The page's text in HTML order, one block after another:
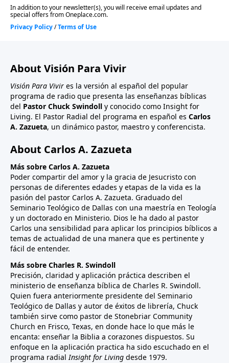
About Visión Para Vivir
Visión Para Vivir es la versión al español del popular
programa de radio que presenta las enseñanzas bíblicas
del Pastor Chuck Swindoll y conocido como Insight for
Living. El Pastor Radial del programa en español es Carlos
A. Zazueta, un dinámico pastor, maestro y conferencista.
About Carlos A. Zazueta
Más sobre Carlos A. Zazueta
Poder compartir del amor y la gracia de Jesucristo con
personas de diferentes edades y etapas de la vida es la
pasión del pastor Carlos A. Zazueta. Graduado del
Seminario Teológico de Dallas con una maestría en Teología
y un doctorado en Ministerio. Dios le ha dado al pastor
Carlos una sensibilidad para aplicar los principios bíblicos a
temas de actualidad de una manera que es pertinente y
fácil de entender.
Más sobre Charles R. Swindoll
Precisión, claridad y aplicación práctica describen el
ministerio de enseñanza bíblica de Charles R. Swindoll.
Quien fuera anteriormente presidente del Seminario
Teológico de Dallas y autor de éxitos de librería, Chuck
también sirve como pastor de Stonebriar Community
Church en Frisco, Texas, en donde hace lo que más le
encanta: enseñar la Biblia a corazones dispuestos. Su
enfoque en la aplicación practica ha sido escuchado en el
programa radialInsight for Living desde 1979.